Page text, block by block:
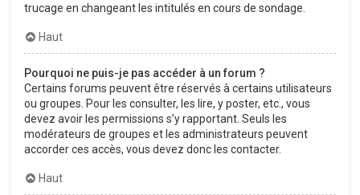
trucage en changeant les intitulés en cours de sondage.
Haut
Pourquoi ne puis-je pas accéder à un forum ?
Certains forums peuvent être réservés à certains utilisateurs
ou groupes. Pour les consulter, les lire, y poster, etc., vous
devez avoir les permissions s’y rapportant. Seuls les
modérateurs de groupes et les administrateurs peuvent
accorder ces accès, vous devez donc les contacter.
Haut